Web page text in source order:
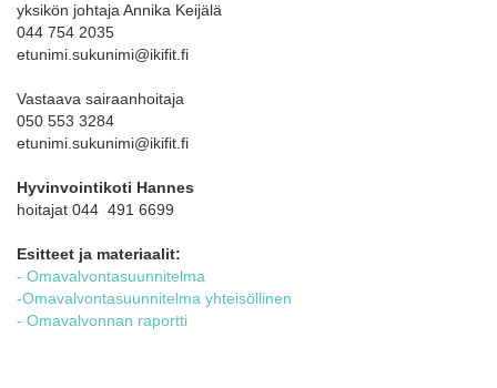
yksikön johtaja Annika Keijälä
044 754 2035
etunimi.sukunimi@ikifit.fi
Vastaava sairaanhoitaja
050 553 3284
etunimi.sukunimi@ikifit.fi
Hyvinvointikoti Hannes
hoitajat 044 491 6699
Esitteet ja materiaalit:
- Omavalvontasuunnitelma
-Omavalvontasuunnitelma yhteisöllinen
- Omavalvonnan raportti